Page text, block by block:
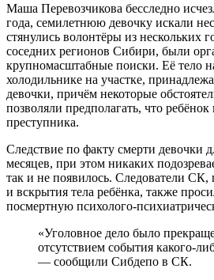
Маша Перевозчикова бесследно
года, семилетнюю девочку искали
стянулись волонтёры из нескольких
соседних регионов Сибири, были
крупномасштабные поиски. Её тело
холодильнике на участке,
девочки, причём некоторые
позволяли предполагать, что ребёнок
преступника.
Следствие по факту смерти девочки
месяцев, при этом никаких
так и не появилось. Следователи
и вскрытия тела ребёнка, также
посмертную психолого-
«Уголовное дело было
отсутствием события какого-
— сообщили Сибдепо в СК.